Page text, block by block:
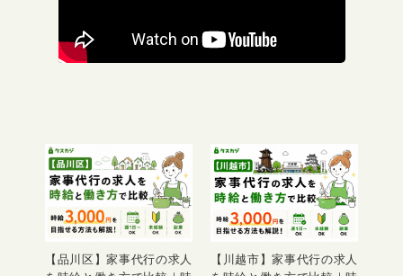
【品川区】家事代行の求人
【川越市】家事代行の求人